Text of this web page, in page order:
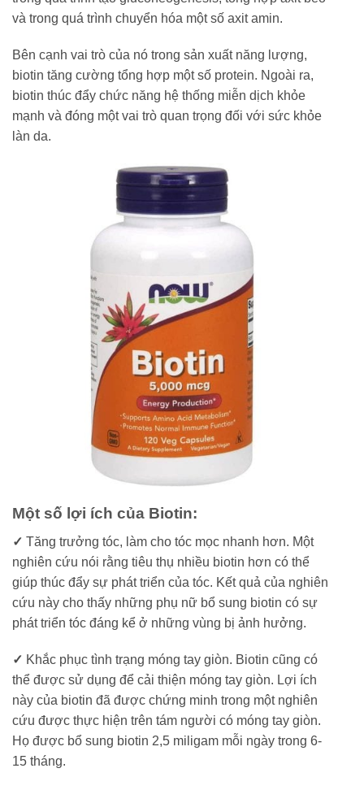
và trong quá trình chuyển hóa một số axit amin.
Bên cạnh vai trò của nó trong sản xuất năng lượng,
biotin tăng cường tổng hợp một số protein. Ngoài ra,
biotin thúc đẩy chức năng hệ thống miễn dịch khỏe
mạnh và đóng một vai trò quan trọng đối với sức khỏe
làn da.
Một số lợi ích của Biotin:
✓ Tăng trưởng tóc, làm cho tóc mọc nhanh hơn. Một
nghiên cứu nói rằng tiêu thụ nhiều biotin hơn có thể
giúp thúc đẩy sự phát triển của tóc. Kết quả của nghiên
cứu này cho thấy những phụ nữ bổ sung biotin có sự
phát triển tóc đáng kể ở những vùng bị ảnh hưởng.
✓ Khắc phục tình trạng móng tay giòn. Biotin cũng có
thể được sử dụng để cải thiện móng tay giòn. Lợi ích
này của biotin đã được chứng minh trong một nghiên
cứu được thực hiện trên tám người có móng tay giòn.
Họ được bổ sung biotin 2,5 miligam mỗi ngày trong 6-
15 tháng.